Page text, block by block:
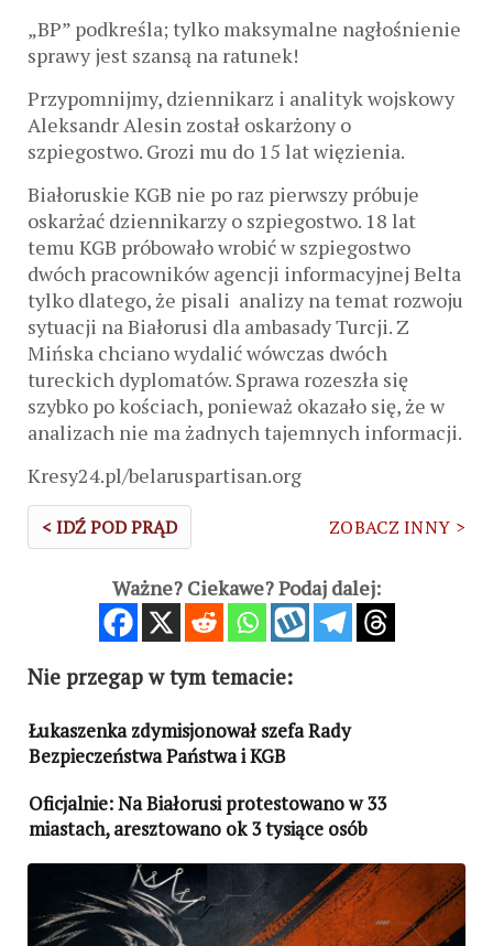
„BP” podkreśla; tylko maksymalne nagłośnienie
sprawy jest szansą na ratunek!
Przypomnijmy, dziennikarz i analityk wojskowy
Aleksandr Alesin został oskarżony o
szpiegostwo. Grozi mu do 15 lat więzienia.
Białoruskie KGB nie po raz pierwszy próbuje
oskarżać dziennikarzy o szpiegostwo. 18 lat
temu KGB próbowało wrobić w szpiegostwo
dwóch pracowników agencji informacyjnej Belta
tylko dlatego, że pisali analizy na temat rozwoju
sytuacji na Białorusi dla ambasady Turcji. Z
Mińska chciano wydalić wówczas dwóch
tureckich dyplomatów. Sprawa rozeszła się
szybko po kościach, ponieważ okazało się, że w
analizach nie ma żadnych tajemnych informacji.
Kresy24.pl/belaruspartisan.org
< IDŹ POD PRĄD ZOBACZ INNY >
Ważne? Ciekawe? Podaj dalej:
Nie przegap w tym temacie:
Łukaszenka zdymisjonował szefa Rady
Bezpieczeństwa Państwa i KGB
Oficjalnie: Na Białorusi protestowano w 33
miastach, aresztowano ok 3 tysiące osób